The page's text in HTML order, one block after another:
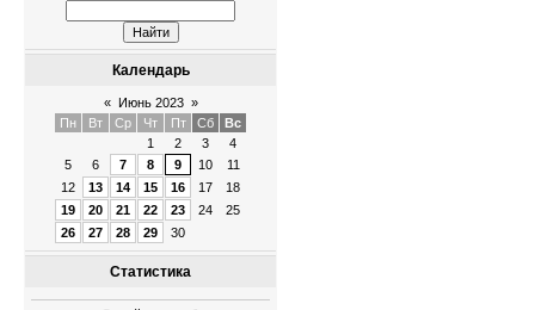
Календарь
« Июнь 2023 »
Пн
Вт Ср Чт Пт Сб
Вс
1
2 3
4
5
6 7 8 9 10
11
12
13 14 15 16 17
18
19
20 21 22 23 24
25
26
27 28 29 30
Статистика